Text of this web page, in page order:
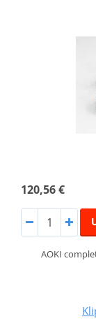
120,56 €
AOKI